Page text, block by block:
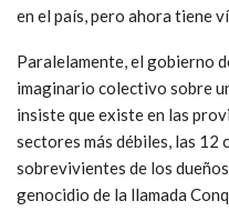
en el país, pero ahora tiene
Paralelamente, el gobierno
imaginario colectivo sobre
insiste que existe en las
sectores más débiles, las 12
sobrevivientes de los
genocidio de la llamada